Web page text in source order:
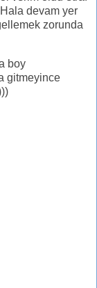
devam yer
zorunda
boy
gitmeyince